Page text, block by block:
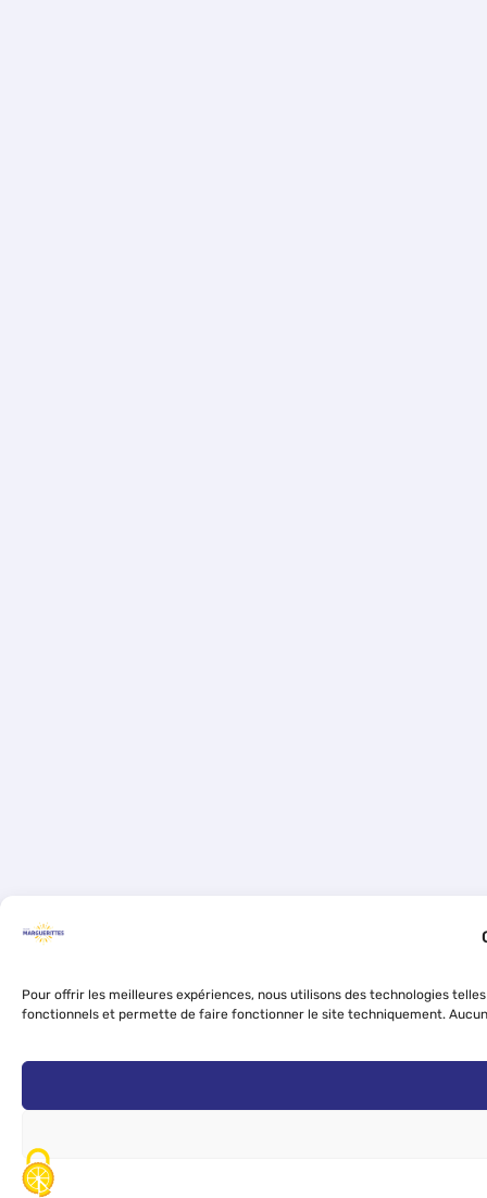
Pour offrir les meilleures expériences, nous utilisons des technologies
fonctionnels et permette de faire fonctionner le site techniquement.